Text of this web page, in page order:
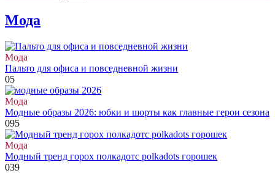
Мода
Мода
Пальто для офиса и повседневной жизни
05
Мода
Модные образы 2026: юбки и шорты как главные герои сезона
095
Мода
Модный тренд горох полкадотс polkadots горошек
039